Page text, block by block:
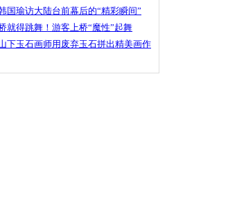
国瑜访大陆台前幕后的“精彩瞬间”
就得跳舞！游客上桥“魔性”起舞
下玉石画师用废弃玉石拼出精美画作